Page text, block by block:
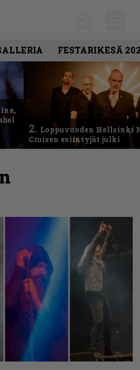
FESTARIKESÄ
2. Loppuvuoden Hellsinki
Cruisen esiintyjät julki